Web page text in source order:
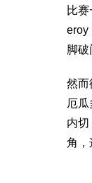
比
eroy
脚破
然而
厄
内
角，